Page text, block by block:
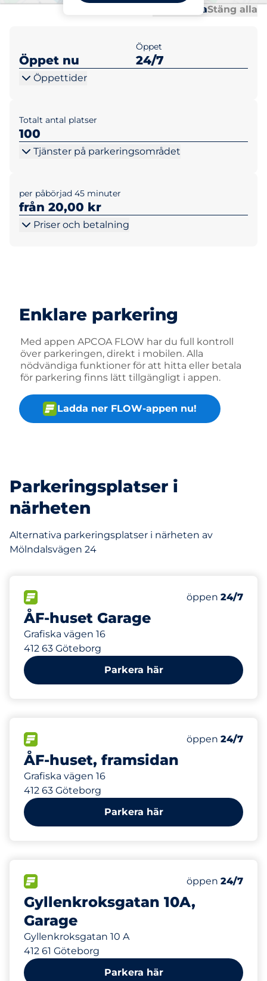
Öppna allaStäng alla
Öppet nu
Öppet
24/7
Öppettider
Totalt antal platser
100
Tjänster på parkeringsområdet
per påbörjad 45 minuter
från 20,00 kr
Priser och betalning
Enklare parkering
Med appen APCOA FLOW har du full kontroll
över parkeringen, direkt i mobilen. Alla
nödvändiga funktioner för att hitta eller betala
för parkering finns lätt tillgängligt i appen.
Ladda ner FLOW-appen nu!
Parkeringsplatser i
närheten
Alternativa parkeringsplatser i närheten av
Mölndalsvägen 24
ÅF-huset Garage
Grafiska vägen 16
412 63 Göteborg
Antal
Totalt antal
Electric Car
Torsdag&nbsp
öppen 24/7
Parkera här
ÅF-huset, framsidan
Grafiska vägen 16
412 63 Göteborg
Antal
Totalt antal
Torsdag&nbsp
öppen 24/7
Parkera här
Gyllenkroksgatan 10A,
Garage
Gyllenkroksgatan 10 A
412 61 Göteborg
Antal
Totalt antal
Torsdag&nbsp
öppen 24/7
Parkera här